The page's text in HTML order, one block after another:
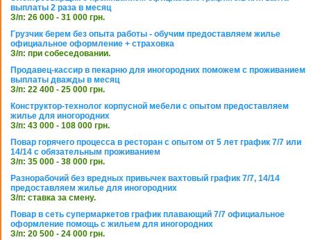
выплаты 2 раза в месяц
З/п: 26 000 - 31 000 грн.
Грузчик берем без опыта работы - обучим предоставляем жилье
официальное оформление + страховка
З/п: при собеседовании.
Продавец-кассир в пекарню для иногородних поможем с проживанием
выплаты дважды в месяц
З/п: 22 400 - 25 000 грн.
Конструктор-технолог корпусной мебели с опытом предоставляем
жилье для иногородних
З/п: 43 000 - 108 000 грн.
Повар горячего процесса в ресторан с опытом от 5 лет график 7/7 или
14/14 с обязательным проживанием
З/п: 35 000 - 38 000 грн.
Разнорабочий без вредных привычек вахтовый график 7/7, 14/14
предоставляем жилье для иногородних
З/п: ставка за смену.
Повар в сеть супермаркетов график плавающий 7/7 официальное
оформление помощь с жильем для иногородних
З/п: 20 500 - 24 000 грн.